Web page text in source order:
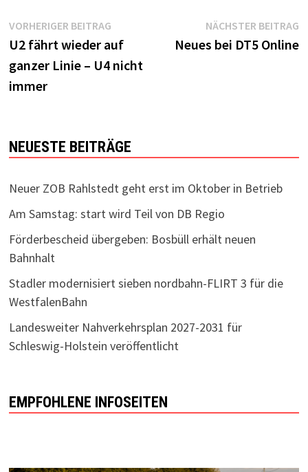
Beitragsnavigation
VORHERIGER BEITRAGVorheriger
Beitrag:
U2 fährt wieder auf
ganzer Linie – U4 nicht
immer
NÄCHSTER BEITRAG
Neues bei DT5 Online
NEUESTE BEITRÄGE
Neuer ZOB Rahlstedt geht erst im Oktober in Betrieb
Am Samstag: start wird Teil von DB Regio
Förderbescheid übergeben: Bosbüll erhält neuen
Bahnhalt
Stadler modernisiert sieben nordbahn-FLIRT 3 für die
WestfalenBahn
Landesweiter Nahverkehrsplan 2027-2031 für
Schleswig-Holstein veröffentlicht
EMPFOHLENE INFOSEITEN